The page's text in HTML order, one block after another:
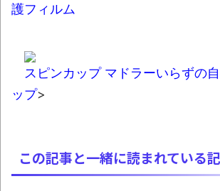
護フィルム
スピンカップ マドラーいらずの
ップ>
この記事と一緒に読まれている